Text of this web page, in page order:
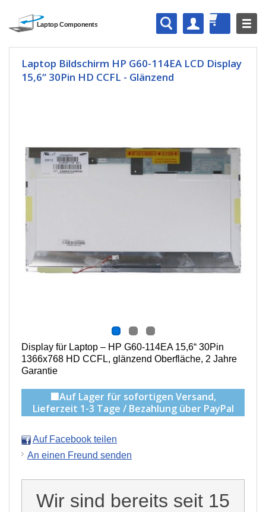
Laptop Bildschirm HP G60-114EA LCD Display
15,6“ 30Pin HD CCFL - Glänzend
Display für Laptop – HP G60-114EA 15,6“ 30Pin
1366x768 HD CCFL, g länzend Oberfläche, 2 Jahre
Garantie
🟩Auf Lager für sofortigen Versand,
Lieferzeit 1-3 Tage / Bezahlung über PayPal
Auf Facebook teilen
An einen Freund senden
Wir sind bereits seit 15